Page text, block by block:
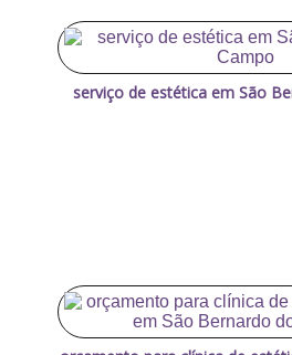
serviço de estética em São